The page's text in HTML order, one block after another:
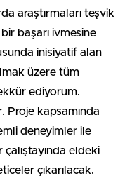
araştırmaları teşvik
başarı ivmesine
inisiyatif alan
üzere tüm
ediyorum.
Proje kapsamında
deneyimler ile
eldeki
çıkarılacak.